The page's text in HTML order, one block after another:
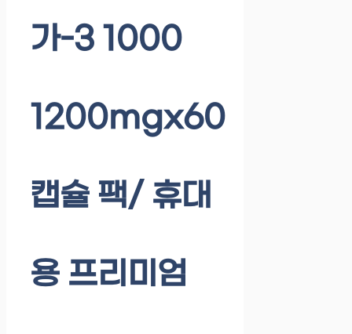
가-3 1000
1200mgx60
캡슐 팩/ 휴대
용 프리미엄